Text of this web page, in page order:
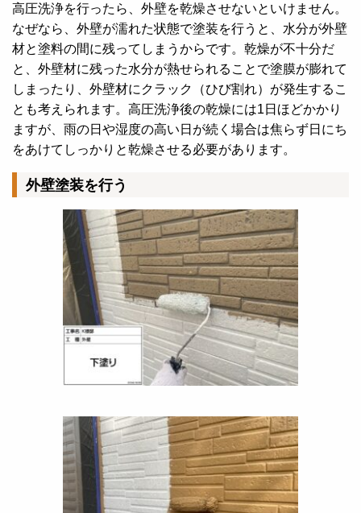
高圧洗浄を行ったら、外壁を乾燥させないといけません。
なぜなら、外壁が濡れた状態で塗装を行うと、水分が外壁
材と塗料の間に残ってしまうからです。 乾燥が不十分だ
と、外壁材に残った水分が熱せられることで塗膜が膨れて
しまったり、外壁材にクラック（ひび割れ）が発生するこ
とも考えられます。 高圧洗浄後の乾燥には1日ほどかかり
ますが、雨の日や湿度の高い日が続く場合は焦らず日にち
をあけてしっかりと乾燥させる必要があります。
外壁塗装を行う